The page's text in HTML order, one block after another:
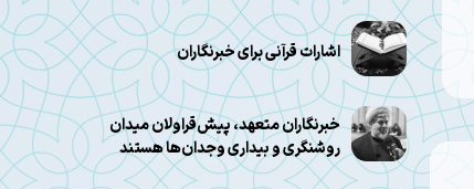
اشارات قرآنی برای خبرنگاران
خبرنگاران متعهد، پیش‌قراولان میدان
روشنگری و بیداری وجدان‌ها هستند